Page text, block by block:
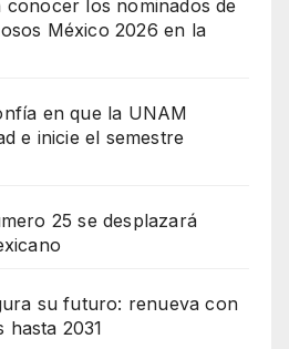
los nominados de
México 2026 en la
en que la UNAM
e inicie el semestre
25 se desplazará
su futuro: renueva con
hasta 2031